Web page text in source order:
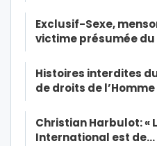
Exclusif-Sexe,
victime présumée
Histoires interdites
de droits de
Christian Harbulot: «
International est de…